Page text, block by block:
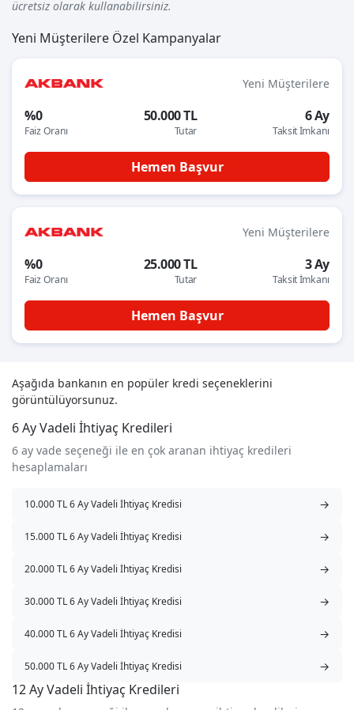
ücretsiz olarak kullanabilirsiniz.
Yeni Müşterilere Özel Kampanyalar
Yeni Müşterilere
%0
Faiz Oranı
50.000 TL
Tutar
6 Ay
Taksit İmkanı
Hemen Başvur
Yeni Müşterilere
%0
Faiz Oranı
25.000 TL
Tutar
3 Ay
Taksit İmkanı
Hemen Başvur
Aşağıda bankanın en popüler kredi seçeneklerini
görüntülüyorsunuz.
6 Ay Vadeli İhtiyaç Kredileri
6 ay vade seçeneği ile en çok aranan ihtiyaç kredileri
hesaplamaları
10.000 TL 6 Ay Vadeli İhtiyaç Kredisi →
15.000 TL 6 Ay Vadeli İhtiyaç Kredisi →
20.000 TL 6 Ay Vadeli İhtiyaç Kredisi →
30.000 TL 6 Ay Vadeli İhtiyaç Kredisi →
40.000 TL 6 Ay Vadeli İhtiyaç Kredisi →
50.000 TL 6 Ay Vadeli İhtiyaç Kredisi →
12 Ay Vadeli İhtiyaç Kredileri